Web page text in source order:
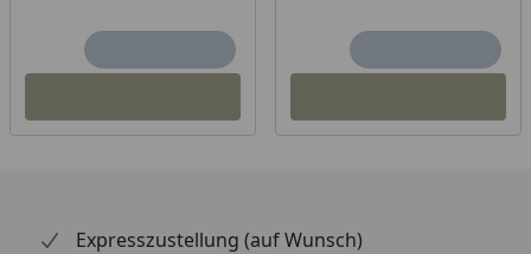
Expresszustellung (auf Wunsch)